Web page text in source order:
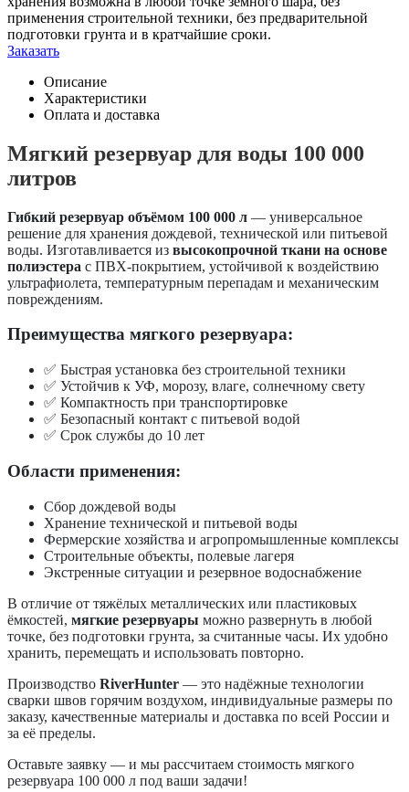
применения строительной техники, без предварительной
подготовки грунта и в кратчайшие сроки.
Заказать
Описание
Характеристики
Оплата и доставка
Мягкий резервуар для воды 100 000
литров
Гибкий резервуар объёмом 100 000 л — универсальное
решение для хранения дождевой, технической или питьевой
воды. Изготавливается из высокопрочной ткани на основе
полиэстера с ПВХ-покрытием, устойчивой к воздействию
ультрафиолета, температурным перепадам и механическим
повреждениям.
Преимущества мягкого резервуара:
✅ Быстрая установка без строительной техники
✅ Устойчив к УФ, морозу, влаге, солнечному свету
✅ Компактность при транспортировке
✅ Безопасный контакт с питьевой водой
✅ Срок службы до 10 лет
Области применения:
Сбор дождевой воды
Хранение технической и питьевой воды
Фермерские хозяйства и агропромышленные комплексы
Строительные объекты, полевые лагеря
Экстренные ситуации и резервное водоснабжение
В отличие от тяжёлых металлических или пластиковых
ёмкостей, мягкие резервуары можно развернуть в любой
точке, без подготовки грунта, за считанные часы. Их удобно
хранить, перемещать и использовать повторно.
Производство RiverHunter — это надёжные технологии
сварки швов горячим воздухом, индивидуальные размеры по
заказу, качественные материалы и доставка по всей России и
за её пределы.
Оставьте заявку — и мы рассчитаем стоимость мягкого
резервуара 100 000 л под ваши задачи!